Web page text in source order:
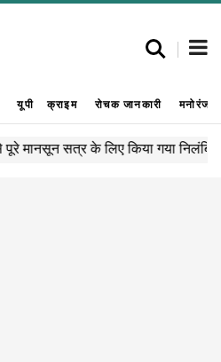
यूपी क्राइम रोचक जानकारी मनोरंजन